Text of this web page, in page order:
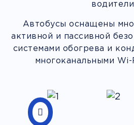
Автобусы оснащены
активной и пассивной
системами обогрева и
многоканальными Wi-